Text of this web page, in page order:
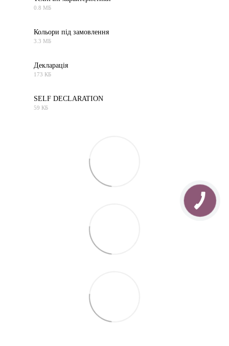
0.8 МБ
Кольори під замовлення
3.3 МБ
Декларація
173 КБ
SELF DECLARATION
59 КБ